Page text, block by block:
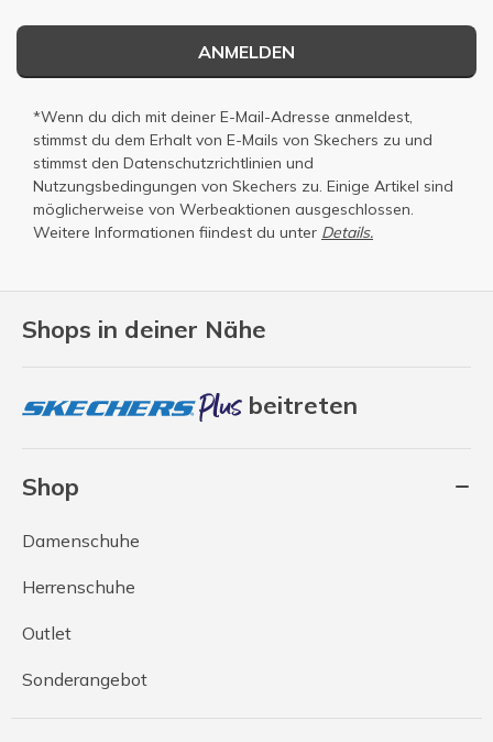
Shops in deiner Nähe
beitreten
Shop
Damenschuhe
Herrenschuhe
Outlet
Sonderangebot
ANMELDEN
*Wenn du dich mit deiner E-Mail-Adresse anmeldest,
stimmst du dem Erhalt von E-Mails von Skechers zu und
stimmst den Datenschutzrichtlinien und
Nutzungsbedingungen von Skechers zu. Einige Artikel sind
möglicherweise von Werbeaktionen ausgeschlossen.
Weitere Informationen fiindest du unter Details.